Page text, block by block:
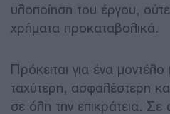
υλοποίηση του έργου, ούτε
χρήματα προκαταβολικά.
Πρόκειται για ένα
ταχύτερη, ασφαλέστερη
σε όλη την επικράτεια. Σε